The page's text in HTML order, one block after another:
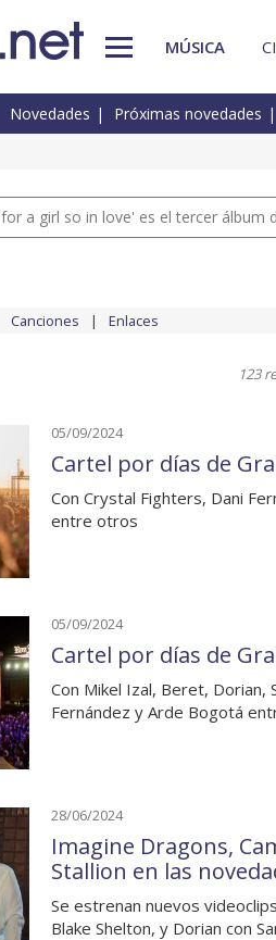
MÚSICA
Novedades Próximas novedades
a girl so in love' es el tercer álbum
Canciones Enlaces
123
05/09/2024
Cartel por días de
Con Crystal Fighters, Dani
entre otros
05/09/2024
Cartel por días de
Con Mikel Izal, Beret, Dorian,
Fernández y Arde Bogotá
28/06/2024
Imagine Dragons,
Stallion en las
Se estrenan nuevos
Blake Shelton, y Dorian con